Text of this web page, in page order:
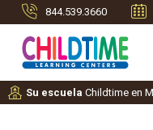
844.539.3660
Su escuela Childtime en